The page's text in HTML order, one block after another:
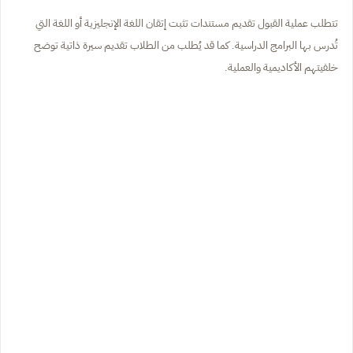
تتطلب عملية القبول تقديم مستندات تثبت إتقان اللغة الإنجليزية أو اللغة التي
تُدرس بها البرامج الدراسية. كما قد يُطلب من الطلاب تقديم سيرة ذاتية توضح
خلفيتهم الأكاديمية والعملية.